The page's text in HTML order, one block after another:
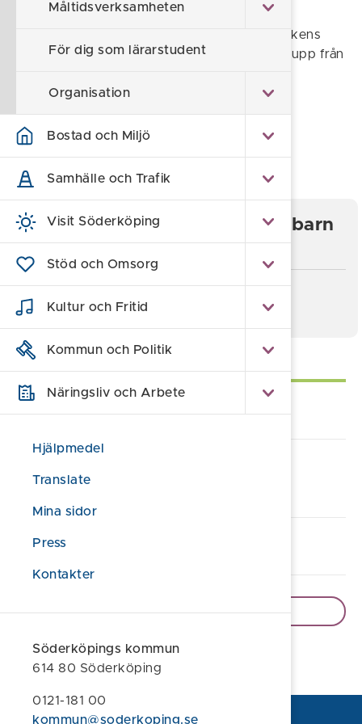
Måltidsverksamheten
För dig som lärarstudent
Organisation
Bostad och Miljö
Samhälle och Trafik
Visit Söderköping
Stöd och Omsorg
Kultur och Fritid
Kommun och Politik
Näringsliv och Arbete
Hjälpmedel
Translate
Mina sidor
Press
Kontakter
Söderköpings kommun
614 80 Söderköping
0121-181 00
kommun@soderkoping.se
Lunchen tillagas i och levereras från Stenbrinkens
kök och serveras i skolans matsal, en trappa upp från
Sidan uppdaterad 2026-06-26
Information till föräldrar med barn
på Sankt Anna förskola
Matsedel Sankt Anna förskola
Självservice
Ansök om förskola
fritidshem
Lämna synpunkt/klagomål
Visa fler e-tjänster